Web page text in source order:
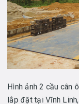
Hình ảnh 2 cầu cân
lắp đặt tại Vĩnh